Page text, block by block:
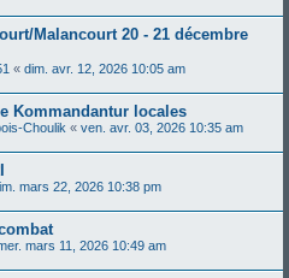
Malancourt 20 - 21 décembre
« dim. avr. 12, 2026 10:05 am
Kommandantur locales
Choulik « ven. avr. 03, 2026 10:35 am
mars 22, 2026 10:38 pm
mars 11, 2026 10:49 am